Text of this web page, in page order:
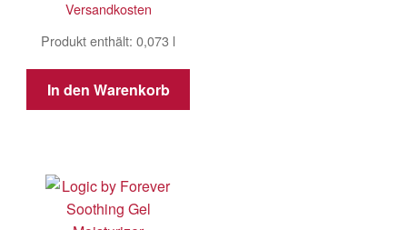
Versandkosten
Produkt enthält: 0,073 l
In den Warenkorb